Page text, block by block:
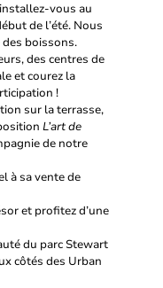
vous au
de l’été. Nous
boissons.
des centres de
et courez la
!
sur la terrasse,
L’art de
de notre
à sa vente de
et profitez d’une
du parc Stewart
côtés des Urban